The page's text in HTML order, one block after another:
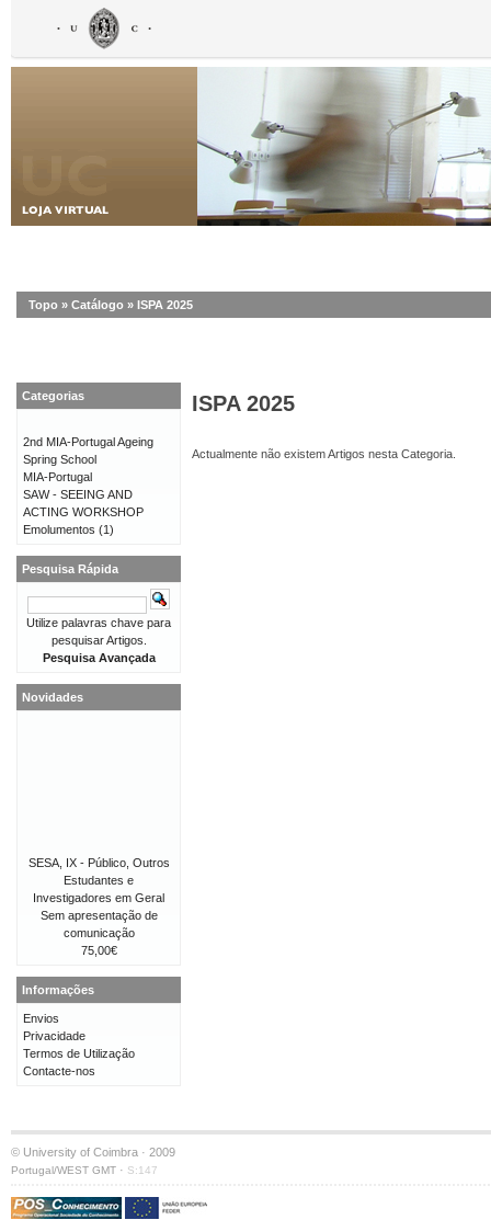
Topo » Catálogo » ISPA 2025
ISPA 2025
Actualmente não existem Artigos nesta Categoria.
Categorias
2nd MIA-Portugal Ageing
Spring School
MIA-Portugal
SAW - SEEING AND
ACTING WORKSHOP
Emolumentos (1)
Pesquisa Rápida
Utilize palavras chave para
pesquisar Artigos.
Pesquisa Avançada
Novidades
SESA, IX - Público, Outros
Estudantes e
Investigadores em Geral
Sem apresentação de
comunicação
75,00€
Informações
Envios
Privacidade
Termos de Utilização
Contacte-nos
© University of Coimbra · 2009
Portugal/WEST GMT · S:147